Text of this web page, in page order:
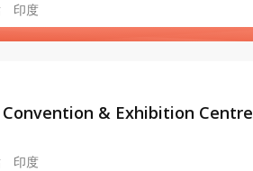
印度
Convention & Exhibition Centre
印度